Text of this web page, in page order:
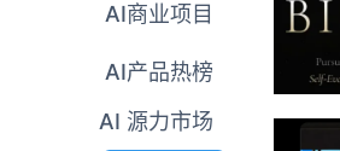
AI商业项目
AI产品热榜
AI 源力市场